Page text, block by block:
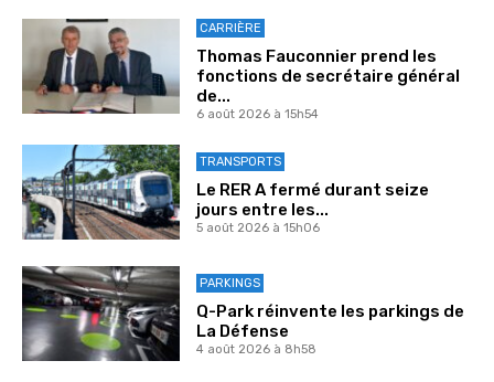
CARRIÈRE
Thomas Fauconnier prend les
fonctions de secrétaire général
de...
6 août 2026 à 15h54
TRANSPORTS
Le RER A fermé durant seize
jours entre les...
5 août 2026 à 15h06
PARKINGS
Q-Park réinvente les parkings de
La Défense
4 août 2026 à 8h58